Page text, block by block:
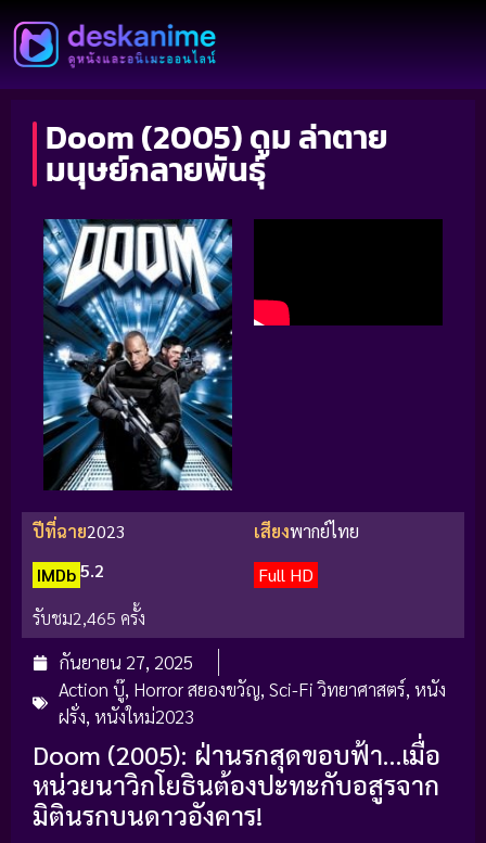
Doom (2005) ดูม ล่าตาย
มนุษย์กลายพันธุ์
ปีที่ฉาย2023 เสียงพากย์ไทย
IMDb5.2
Full HD
รับชม2,465 ครั้ง
กันยายน 27, 2025
Action บู๊, Horror สยองขวัญ, Sci-Fi วิทยาศาสตร์, หนัง
ฝรั่ง, หนังใหม่2023
Doom (2005): ฝ่านรกสุดขอบฟ้า…เมื่อ
หน่วยนาวิกโยธินต้องปะทะกับอสูรจาก
มิตินรกบนดาวอังคาร!